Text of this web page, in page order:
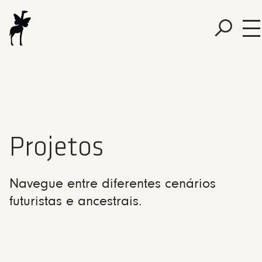
Projetos
Navegue entre diferentes cenários
futuristas e ancestrais.